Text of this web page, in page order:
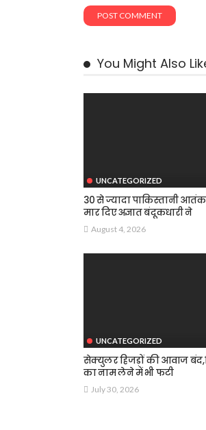
You Might Also
UNCATEGORIZED
30 से ज्यादा पाकिस्तानी
मार दिए अज्ञात बंदूकधारी ने
August 4, 2026
UNCATEGORIZED
सेक्युलर हिजड़ों की आवाज
का नाम लेने में भी फटी
July 30, 2026